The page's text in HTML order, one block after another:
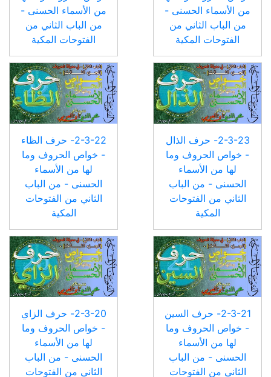
من الأسماء الحسنى -
من الباب الثاني من
الفتوحات المكية
من الأسماء الحسنى -
من الباب الثاني من
الفتوحات المكية
2-3-23- حرف الذال
- خواص الحروف وما
لها من الأسماء
الحسنى - من الباب
الثاني من الفتوحات
المكية
2-3-22- حرف الظاء
- خواص الحروف وما
لها من الأسماء
الحسنى - من الباب
الثاني من الفتوحات
المكية
2-3-21- حرف السين
- خواص الحروف وما
لها من الأسماء
الحسنى - من الباب
الثاني من الفتوحات
2-3-20- حرف الزاي
- خواص الحروف وما
لها من الأسماء
الحسنى - من الباب
الثاني من الفتوحات